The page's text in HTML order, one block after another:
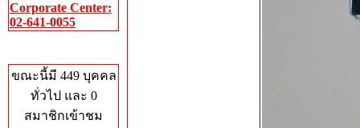
Corporate Center:
02-641-0055
ขณะนี้มี 449 บุคคล
ทั่วไป และ 0
สมาชิกเข้าชม